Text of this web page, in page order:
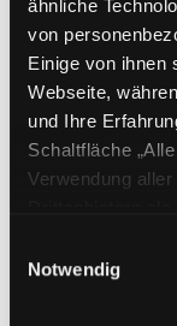
ähnliche
von
Einige von ihnen
Webseite,
und Ihre
Schaltfläche
Verwendung
Cookies von
unsicheren
Notwendig